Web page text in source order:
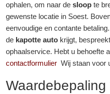
ophalen, om naar de sloop te
gewenste locatie in Soest.
eenvoudige en contante
de kapotte auto krijgt,
ophaalservice. Hebt u behoefte
contactformulier Wij staan voor